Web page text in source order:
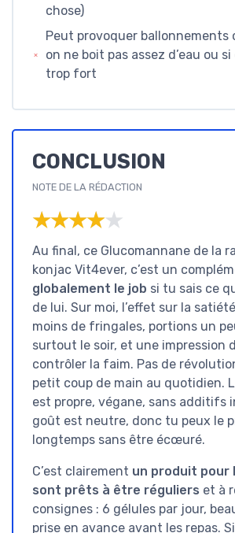
chose)
Peut provoquer ballonnements
on ne boit pas assez d’eau ou
trop fort
CONCLUSION
NOTE DE LA RÉDACTION
★★★★★
★★★★★
Au final, ce Glucomannane de la
konjac Vit4ever, c’est un
globalement le job si tu sais ce
de lui. Sur moi, l’effet sur la
moins de fringales, portions un
surtout le soir, et une impression
contrôler la faim. Pas de
petit coup de main au quotidien.
est propre, végane, sans additifs
goût est neutre, donc tu peux le
longtemps sans être écœuré.
C’est clairement un produit pour
sont prêts à être réguliers et à
consignes : 6 gélules par jour,
prise en avance avant les repas.